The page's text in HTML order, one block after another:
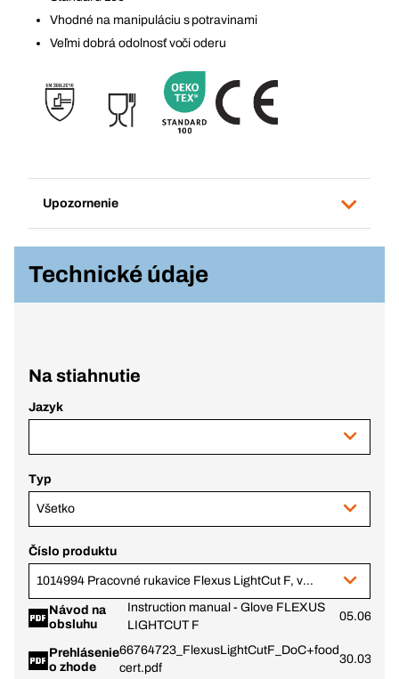
Vhodné na manipuláciu s potravinami
Veľmi dobrá odolnosť voči oderu
Upozornenie
Technické údaje
Na stiahnutie
Jazyk
Typ
Všetko
Číslo produktu
1014994 Pracovné rukavice Flexus LightCut F, veľ. 11
Návod na
obsluhu
Instruction manual - Glove FLEXUS
LIGHTCUT F
Prehlásenie
o zhode
66764723_FlexusLightCutF_DoC+food
cert.pdf